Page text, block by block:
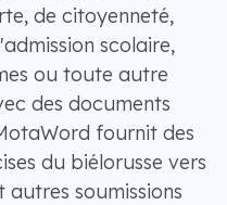
de citoyenneté,
scolaire,
ou toute autre
des documents
fournit des
du biélorusse vers
autres soumissions